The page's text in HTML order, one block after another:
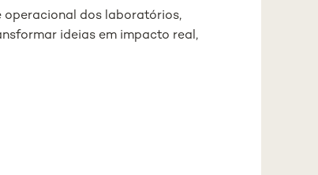
operacional dos laboratórios,
ideias em impacto real,